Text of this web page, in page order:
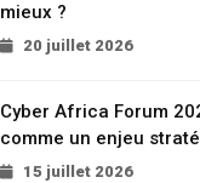
mieux ?
20 juillet 2026
Cyber Africa Forum
comme un enjeu
15 juillet 2026